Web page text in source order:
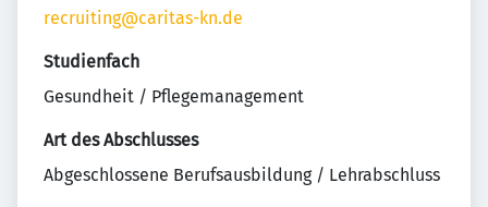
recruiting@caritas-kn.de
Studienfach
Gesundheit / Pflegemanagement
Art des Abschlusses
Abgeschlossene Berufsausbildung / Lehrabschluss